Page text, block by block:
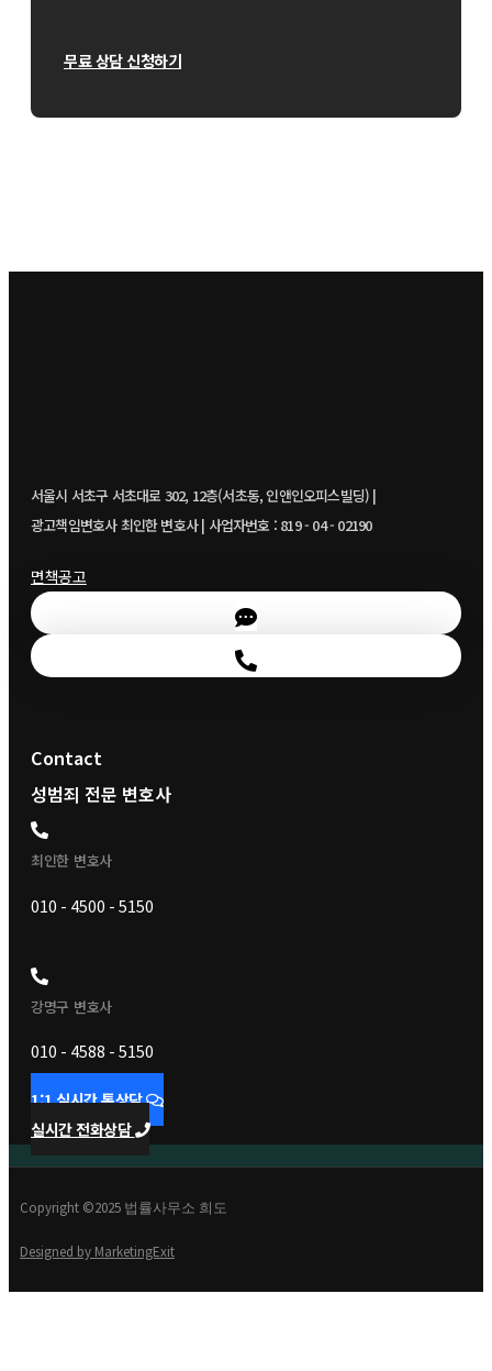
무료 상담 신청하기
서울시 서초구 서초대로 302, 12층(서초동, 인앤인오피스빌딩) |
광고책임변호사 최인한 변호사 | 사업자번호 : 819 - 04 - 02190
면책공고
Contact
성범죄 전문 변호사
최인한 변호사
010 - 4500 - 5150
강명구 변호사
010 - 4588 - 5150
1:1 실시간 톡상담
실시간 전화상담
Copyright ©2025 법률사무소 희도